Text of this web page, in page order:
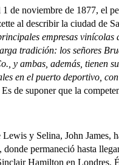
noviembre de 1877, el
al describir la ciudad de
empresas vinícolas
tradición: los señores
y ambas, además, tienen
en el puerto deportivo,
Es de suponer que la
y Selina, John James,
donde permaneció hasta
Hamilton en Londres.